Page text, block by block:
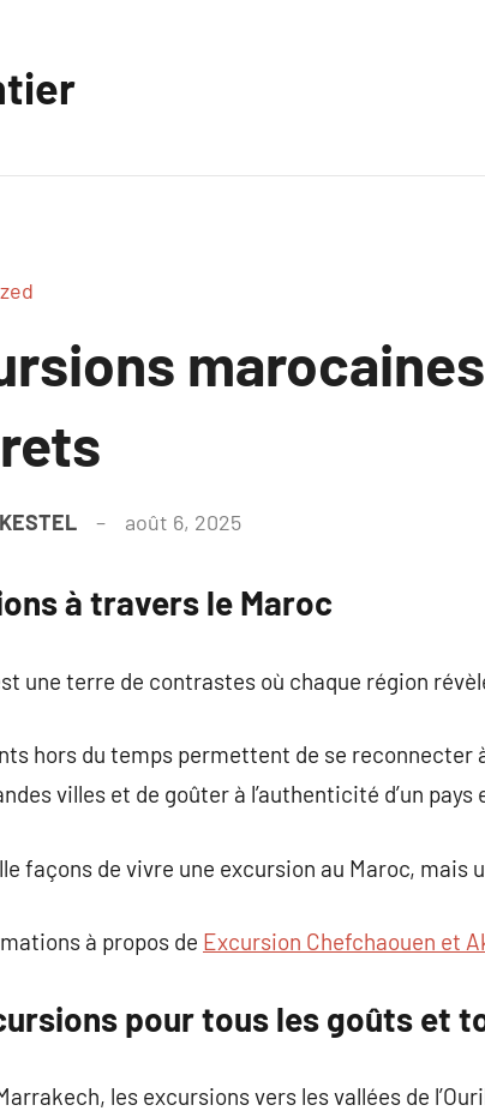
août 6, 2025
à travers le Maroc
une terre de contrastes où chaque région
hors du temps permettent de se reconnecter
villes et de goûter à l’authenticité d’un
façons de vivre une excursion au Maroc, mais
à propos de Excursion Chefchaouen et
pour tous les goûts et
les excursions vers les vallées de